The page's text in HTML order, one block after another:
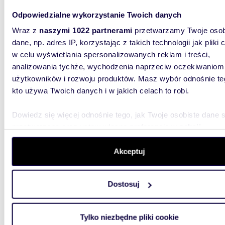
Odpowiedzialne wykorzystanie Twoich danych
Wraz z naszymi 1022 partnerami przetwarzamy Twoje
dane, np. adres IP, korzystając z takich technologii jak pliki
w celu wyświetlania spersonalizowanych reklam i treści,
analizowania tychże, wychodzenia naprzeciw oczekiwaniom
użytkowników i rozwoju produktów. Masz wybór odnośnie
kto używa Twoich danych i w jakich celach to robi.
Dowiedz się więcej odnośnie tego, jak Twoje osobiste dane
szczegółów. W Deklaracji plików cookie możesz zmienić
wycofać swoją zgodę w dowolnej chwili.
aby oferować funkcje społecznościowe i analizować ruch w
witrynie. Informacje o tym, jak korzystasz z naszej witryny,
analitycznym. Partnerzy mogą połączyć te informacje z
Akceptuj
Dostosuj
Tylko niezbędne pliki cookie
dom
do
Do sprzedania przestronny dom 128 m² w
990